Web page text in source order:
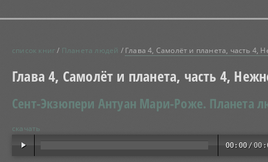
список книг/ Планета людей / Глава 4, Самолёт и планета, часть 4,
Глава 4, Самолёт и планета, часть 4,
Сент-Экзюпери Антуан Мари-Роже. Планета
скачать
00:00 /